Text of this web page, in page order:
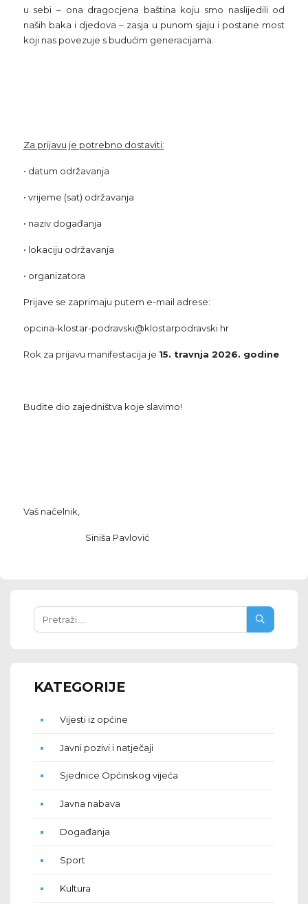
u sebi – ona dragocjena baština koju smo naslijedili od
naših baka i djedova – zasja u punom sjaju i postane most
koji nas povezuje s budućim generacijama.
Za prijavu je potrebno dostaviti:
• datum održavanja
• vrijeme (sat) održavanja
• naziv događanja
• lokaciju održavanja
• organizatora
Prijave se zaprimaju putem e-mail adrese:
opcina-klostar-podravski@klostarpodravski.hr
Rok za prijavu manifestacija je 15. travnja 2026. godine
Budite dio zajedništva koje slavimo!
Vaš načelnik,
Siniša Pavlović
KATEGORIJE
Vijesti iz općine
Javni pozivi i natječaji
Sjednice Općinskog vijeća
Javna nabava
Događanja
Sport
Kultura